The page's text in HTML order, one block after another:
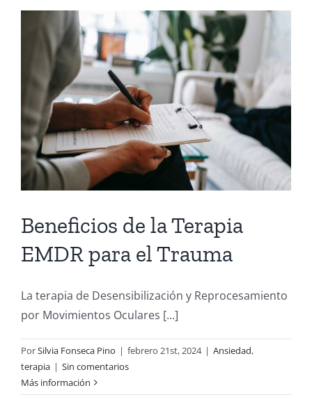
Beneficios de la Terapia
EMDR para el Trauma
La terapia de Desensibilización y Reprocesamiento
por Movimientos Oculares [...]
PorSilvia Fonseca Pino | febrero 21st, 2024 | Ansiedad,
terapia | Sin comentarios
Más información